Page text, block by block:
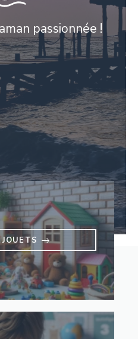
passionnée !